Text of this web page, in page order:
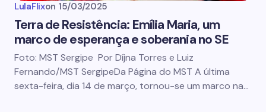
LulaFlixon 15/03/2025
Terra de Resistência: Emília Maria, um
marco de esperança e soberania no SE
Foto: MST Sergipe Por Díjna Torres e Luiz
Fernando/MST SergipeDa Página do MST A última
sexta-feira, dia 14 de março, tornou-se um marco na…